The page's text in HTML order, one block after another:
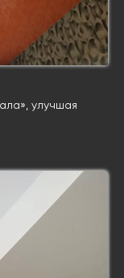
улучшая